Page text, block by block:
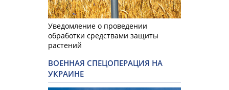
Уведомление о проведении
обработки средствами защиты
растений
ВОЕННАЯ СПЕЦОПЕРАЦИЯ НА
УКРАИНЕ